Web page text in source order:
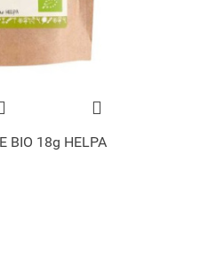
BIO 18g HELPA